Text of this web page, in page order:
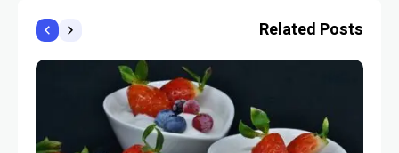
Related Posts